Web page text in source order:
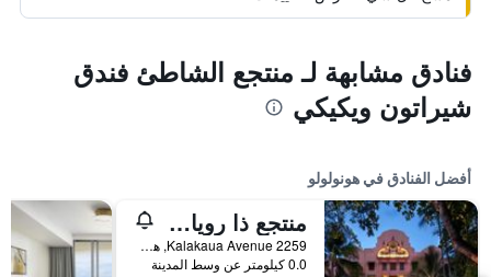
فنادق مشابهة لـ منتجع الشاطئ فندق
شيراتون ويكيكي
أفضل الفنادق في هونولولو
منتجع ذا رويال هاواي، لوكشري كوليكشن، ويكيكي
2259 Kalakaua Avenue, هونولولو, أواهو, HI, الولايات المتحدة الأميريكية
0.0 كيلومتر عن وسط المدينة